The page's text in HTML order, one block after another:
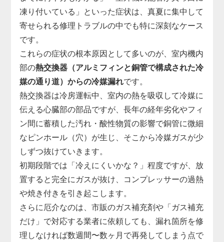
まで一貫対応。
制御基板の交換には専用工具と電気系統の知識が必
須で、無理に自分で電源を入れ直すと他の部品まで
巻き込んで故障が拡大することがあります。
「勝手に止まる」「エラー表示が消えない」と感じ
たら、まずはお早めに点検をご依頼ください。
凍り付いている」といった症状は、真夏に集中して
寄せられる修理トラブルの中でも特に深刻なケース
です。
これらの症状の根本原因として多いのが、室内機内
部の熱交換器（アルミフィンと銅管で構成された冷
媒の通り道）からの冷媒漏れです。
熱交換器は冷房運転中、室内の熱を吸収して冷媒に
伝える心臓部の部品ですが、長年の経年劣化やフィ
ン間に蓄積した汚れ・酸性物質の影響で銅管に微細
なピンホール（穴）が生じ、そこから冷媒ガスが少
しずつ抜けていきます。
初期段階では「冷えにくいかな？」程度ですが、放
置すると完全にガスが抜け、コンプレッサーの過熱
や焼き付きを引き起こします。
さらに厄介なのは、市販のガス補充剤や「ガス補充
だけ」で対応する業者に依頼しても、漏れ箇所を修
理しなければ数週間〜数ヶ月で再発してしまう点で